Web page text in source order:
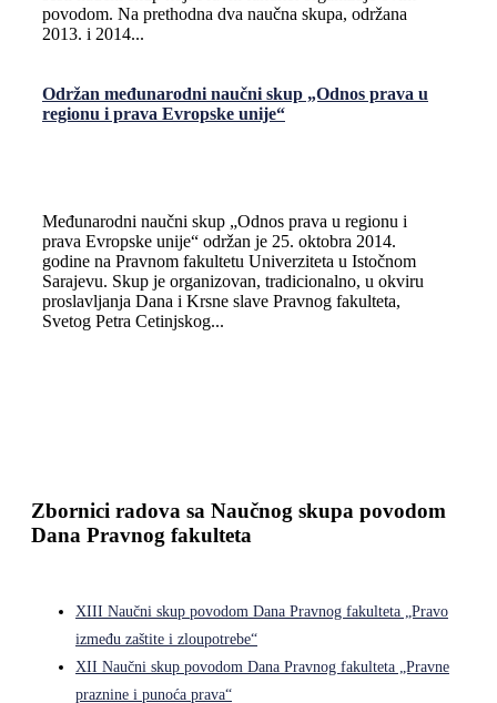
povodom. Na prethodna dva naučna skupa, održana
2013. i 2014...
Održan međunarodni naučni skup „Odnos prava u
regionu i prava Evropske unije“
Međunarodni naučni skup „Odnos prava u regionu i
prava Evropske unije“ održan je 25. oktobra 2014.
godine na Pravnom fakultetu Univerziteta u Istočnom
Sarajevu. Skup je organizovan, tradicionalno, u okviru
proslavlјanja Dana i Krsne slave Pravnog fakulteta,
Svetog Petra Cetinjskog...
Zbornici radova sa Naučnog skupa povodom
Dana Pravnog fakulteta
XIII Naučni skup povodom Dana Pravnog fakulteta „Pravo
između zaštite i zloupotrebe“
XII Naučni skup povodom Dana Pravnog fakulteta „Pravne
praznine i punoća prava“